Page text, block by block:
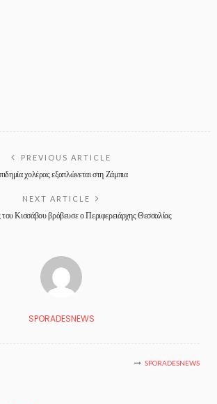
PREVIOUS ARTICLE
χολέρας εξαπλώνεται στη Ζάμπια
NEXT ARTICLE
Κισσάβου βράβευσε ο Περιφερειάρχης Θεσσαλίας
SPORADESNEWS
SPORADESNEWS